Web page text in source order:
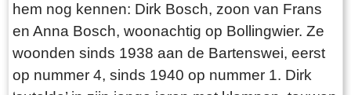
hem nog kennen: Dirk Bosch, zoon van Frans
en Anna Bosch, woonachtig op Bollingwier. Ze
woonden sinds 1938 aan de Bartenswei, eerst
op nummer 4, sinds 1940 op nummer 1. Dirk